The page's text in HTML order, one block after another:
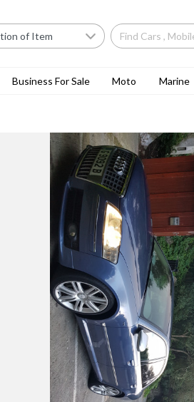
Business For Sale Moto Marine